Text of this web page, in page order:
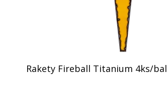
Rakety Fireball Titanium 4ks/bal